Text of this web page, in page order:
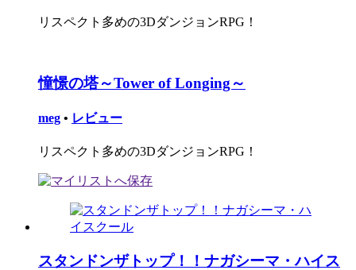
リスペクト多めの3DダンジョンRPG！
憧憬の塔～Tower of Longing～
meg • レビュー
リスペクト多めの3DダンジョンRPG！
スタンドンザトップ！！ナガシーマ・ハイス